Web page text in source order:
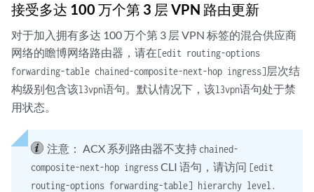
接受多达 100 万个第 3 层 VPN 路由更新
对于加入拥有多达 100 万个第 3 层 VPN 标签的混合供应商
网络的瞻博网络路由器，请在[edit routing-options
forwarding-table chained-composite-next-hop ingress]层次结
构级别包含该l3vpn语句。默认情况下，该l3vpn语句处于禁
用状态。
注意： ACX 系列路由器不支持 chained-
composite-next-hop ingressCLI 语句，请访问 [edit
routing-options forwarding-table] hierarchy level.